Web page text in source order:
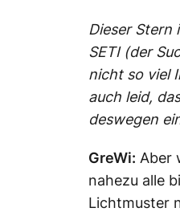
Dieser Stern
SETI (der
nicht so viel
auch leid,
deswegen
GreWi: Aber
nahezu alle
Lichtmuster